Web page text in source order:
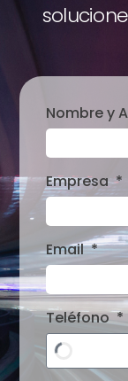
Nombre y
Empresa
Email
Teléfono